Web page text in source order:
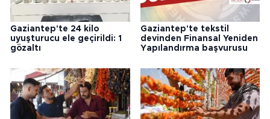
Gaziantep'te 24 kilo
uyuşturucu ele geçirildi: 1
gözaltı
Gaziantep'te tekstil
devinden Finansal Yeniden
Yapılandırma başvurusu